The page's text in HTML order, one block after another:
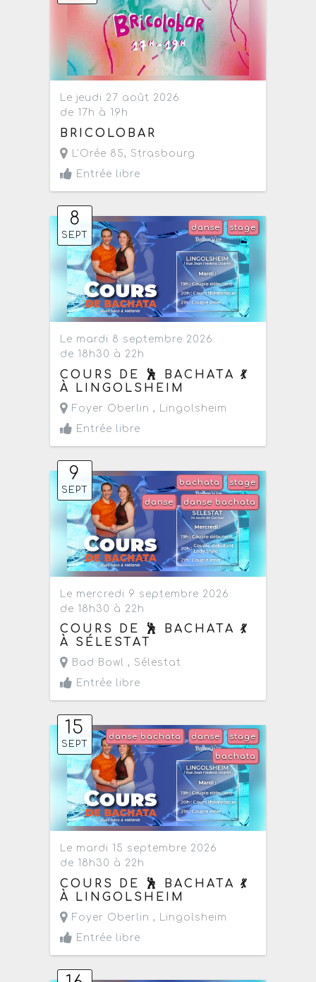
Le jeudi 27 août 2026
de 17h à 19h
BRICOLOBAR
L'Orée 85, Strasbourg
Entrée libre
8
SEPT
stage
danse
Le mardi 8 septembre 2026
de 18h30 à 22h
COURS DE 🕺 BACHATA 💃
À LINGOLSHEIM
Foyer Oberlin ,
Lingolsheim
Entrée libre
9
SEPT
stage
bachata
danse bachata
danse
Le mercredi 9 septembre 2026
de 18h30 à 22h
COURS DE 🕺 BACHATA 💃
À SÉLESTAT
Bad Bowl , Sélestat
Entrée libre
15
SEPT
stage
danse
danse bachata
bachata
Le mardi 15 septembre 2026
de 18h30 à 22h
COURS DE 🕺 BACHATA 💃
À LINGOLSHEIM
Foyer Oberlin ,
Lingolsheim
Entrée libre